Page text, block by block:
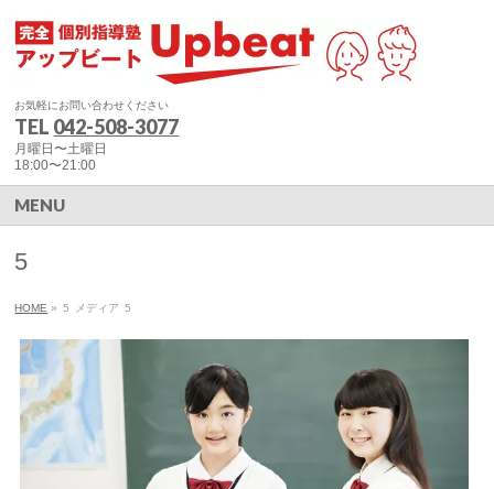
お気軽にお問い合わせください
TEL 042-508-3077
月曜日〜土曜日
18:00〜21:00
MENU
5
HOME » 5 メディア 5